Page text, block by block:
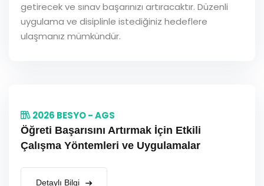
getirecek ve sınav başarınızı artıracaktır. Düzenli
uygulama ve disiplinle istediğiniz hedeflere
ulaşmanız mümkündür.
2026 BESYO - AGS
Öğreti Başarısını Artırmak İçin Etkili
Çalışma Yöntemleri ve Uygulamalar
Detaylı Bilgi